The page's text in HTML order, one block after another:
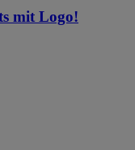
mit Logo!